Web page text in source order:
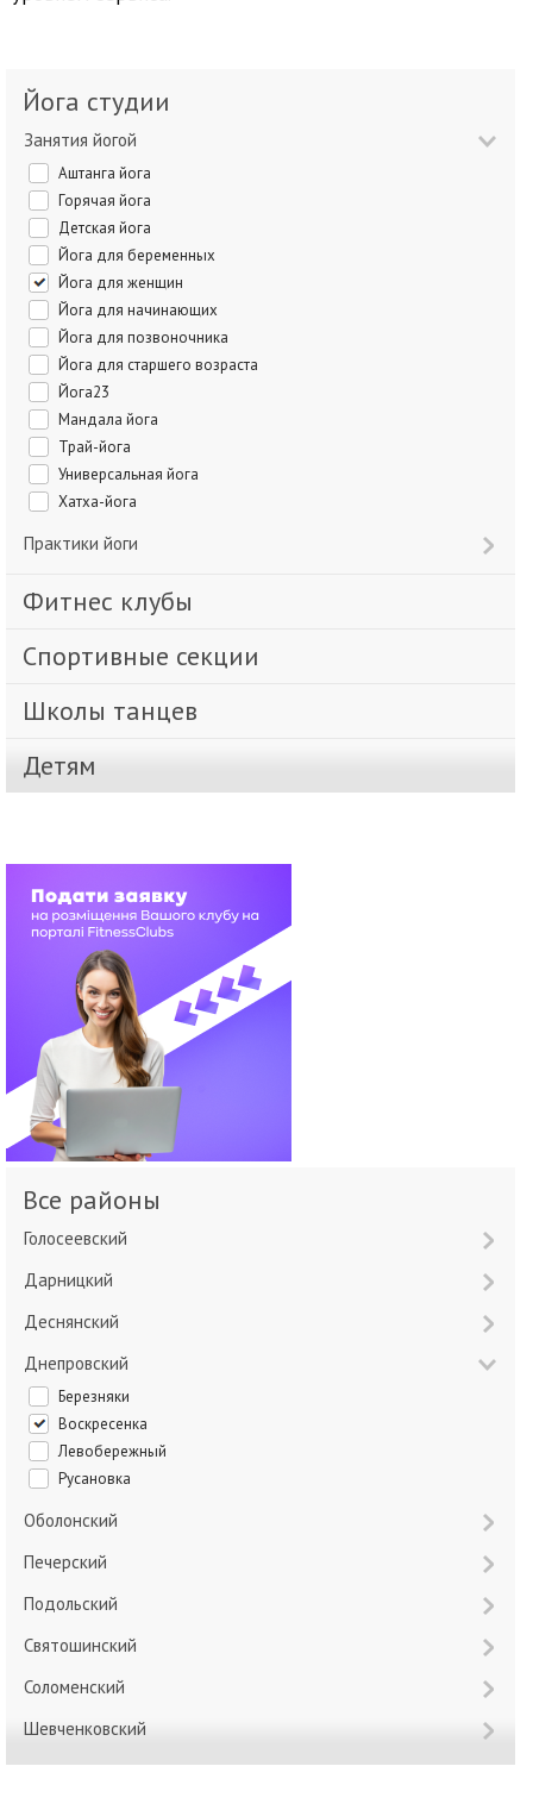
Йога студии
Занятия йогой
Аштанга йога
Горячая йога
Детская йога
Йога для беременных
Йога для женщин
Йога для начинающих
Йога для позвоночника
Йога для старшего возраста
Йога23
Мандала йога
Трай-йога
Универсальная йога
Хатха-йога
Практики йоги
Фитнес клубы
Спортивные секции
Школы танцев
Детям
Все районы
Голосеевский
Дарницкий
Деснянский
Днепровский
Березняки
Воскресенка
Левобережный
Русановка
Оболонский
Печерский
Подольский
Святошинский
Соломенский
Шевченковский